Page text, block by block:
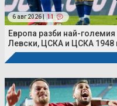
6 авг 2026 | 11
Европа разби най-
Левски, ЦСКА и ЦСКА 1948